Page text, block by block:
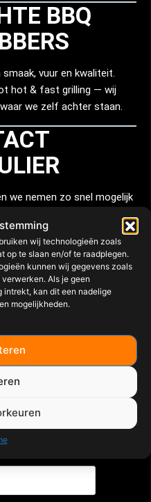
wij technologieën zoals
op te slaan en/of te raadplegen.
kunnen wij gegevens zoals
Als je geen
intrekt, kan dit een nadelige
mogelijkheden.
BBQ
vuur en kwaliteit.
hot & fast grilling — wij
we zelf achter staan.
we nemen zo snel mogelijk